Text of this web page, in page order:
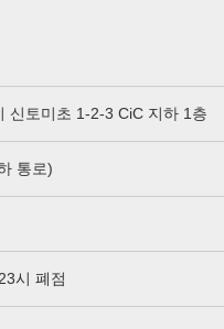
신토미초 1-2-3 CiC 지하 1층
통로)
시 폐점